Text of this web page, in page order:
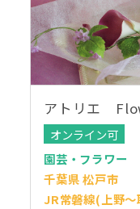
アトリエ
オンライン可
園芸・フラワー
千葉県 松戸市
JR常磐線(上野